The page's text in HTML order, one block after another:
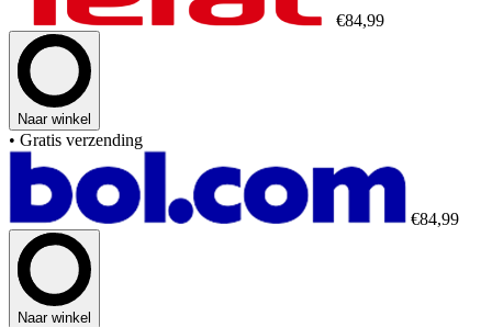
€84,99
Naar winkel
• Gratis verzending
€84,99
Naar winkel